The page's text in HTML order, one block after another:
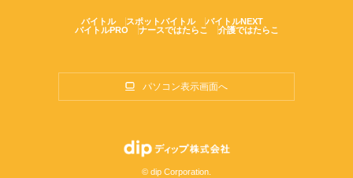
バイトル スポットバイトル
バイトルNEXT
バイトルPRO
ナースではたらこ 介護ではたらこ
パソコン表示画面へ
© dip Corporation.